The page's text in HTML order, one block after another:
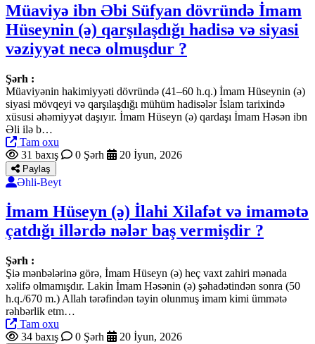
Müaviyə ibn Əbi Süfyan dövründə İmam
Hüseynin (ə) qarşılaşdığı hadisə və siyasi
vəziyyət necə olmuşdur ?
Şərh :
Müaviyənin hakimiyyəti dövründə (41–60 h.q.) İmam Hüseynin (ə)
siyasi mövqeyi və qarşılaşdığı mühüm hadisələr İslam tarixində
xüsusi əhəmiyyət daşıyır. İmam Hüseyn (ə) qardaşı İmam Həsən ibn
Əli ilə b…
Tam oxu
31 baxış
0 Şərh 20 İyun, 2026
Paylaş
Əhli-Beyt
İmam Hüseyn (ə) İlahi Xilafət və imamətə
çatdığı illərdə nələr baş vermişdir ?
Şərh :
Şiə mənbələrinə görə, İmam Hüseyn (ə) heç vaxt zahiri mənada
xəlifə olmamışdır. Lakin İmam Həsənin (ə) şəhadətindən sonra (50
h.q./670 m.) Allah tərəfindən təyin olunmuş imam kimi ümmətə
rəhbərlik etm…
Tam oxu
34 baxış
0 Şərh 20 İyun, 2026